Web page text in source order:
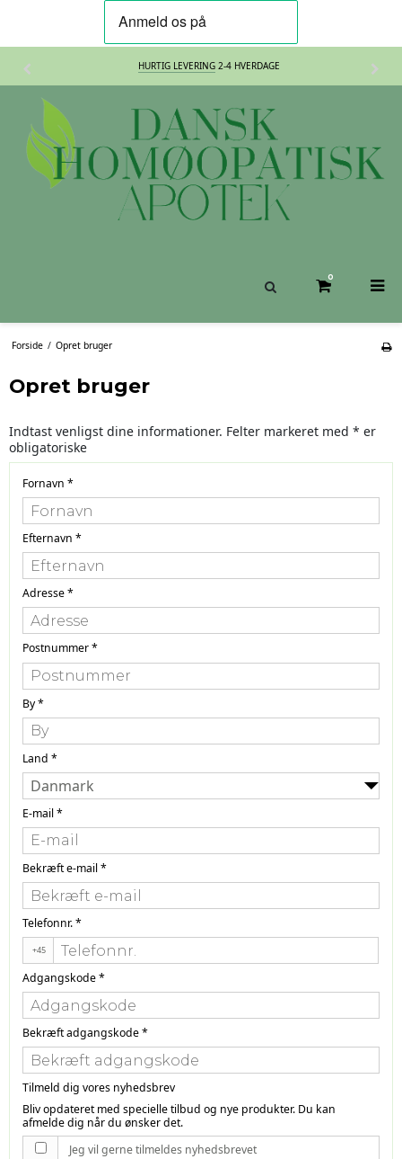
HURTIG LEVERING 2-4 HVERDAGE
0
Forside / Opret bruger
Opret bruger
Indtast venligst dine informationer. Felter markeret med * er
obligatoriske
Fornavn *
Efternavn *
Adresse*
Postnummer*
By*
Land *
E-mail*
Bekræft e-mail*
Telefonnr.*
+45
Adgangskode*
Bekræft adgangskode*
Tilmeld dig vores nyhedsbrev
Bliv opdateret med specielle tilbud og nye produkter. Du kan
afmelde dig når du ønsker det.
Jeg vil gerne tilmeldes nyhedsbrevet